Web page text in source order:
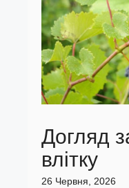
Догляд
влітку
26 Червня, 2026